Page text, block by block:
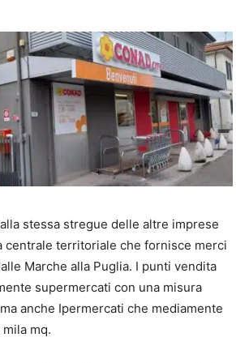
stessa stregue delle altre imprese
centrale territoriale che fornisce merci
Marche alla Puglia. I punti vendita
supermercati con una misura
anche Ipermercati che mediamente
mq.